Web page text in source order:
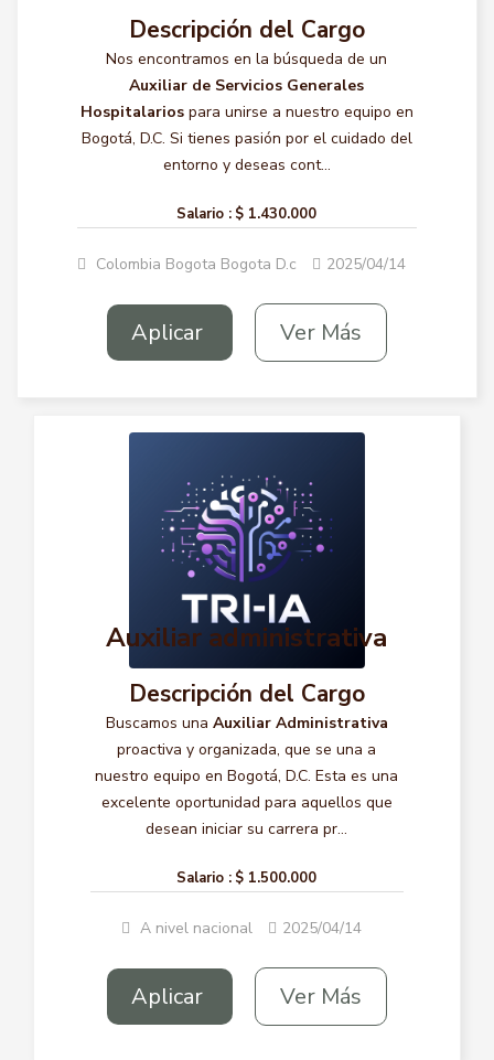
Descripción del Cargo
Nos encontramos en la búsqueda de un
Auxiliar de Servicios Generales
Hospitalariospara unirse a nuestro equipo en
Bogotá, D.C. Si tienes pasión por el cuidado del
entorno y deseas cont...
Salario : $ 1.430.000
Colombia Bogota Bogota D.c 2025/04/14
Aplicar Ver Más
Auxiliar administrativa
Descripción del Cargo
Buscamos una Auxiliar Administrativa
proactiva y organizada, que se una a
nuestro equipo en Bogotá, D.C. Esta es una
excelente oportunidad para aquellos que
desean iniciar su carrera pr...
Salario : $ 1.500.000
A nivel nacional 2025/04/14
Aplicar Ver Más